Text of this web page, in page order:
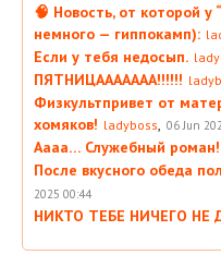
🧠 Новость, от которой
немного — гиппокамп):
Если у тебя недосып.
ПЯТНИЦААААААА!!!!!!
Физкультпривет от
хомяков! ladyboss 06 Jun
Аааа… Служебный роман!
После вкусного обеда
2025 00:44
НИКТО ТЕБЕ НИЧЕГО НЕ